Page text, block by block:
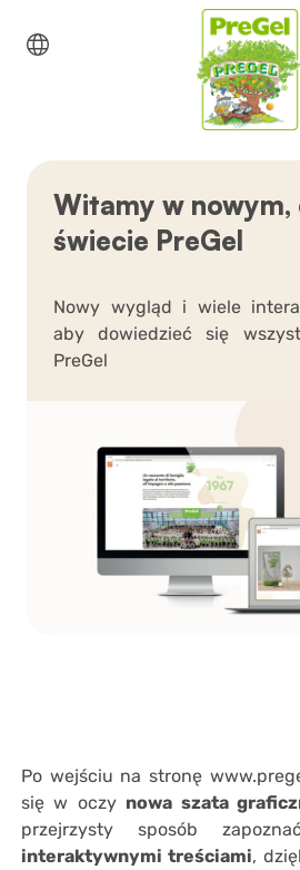
Witamy w
świecie PreGel
Nowy wygląd i wiele
aby dowiedzieć się
PreGel
Po wejściu na stronę
się w oczy nowa szata
przejrzysty sposób
interaktywnymi treściami,